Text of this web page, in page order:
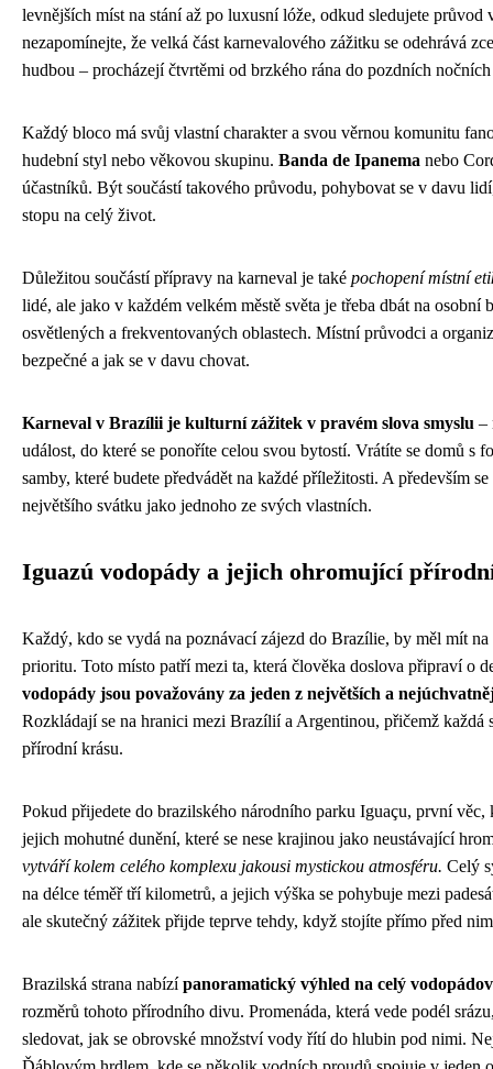
levnějších míst na stání až po luxusní lóže, odkud sledujete
nezapomínejte, že velká část karnevalového zážitku se odehrává
hudbou – procházejí čtvrtěmi od brzkého rána do pozdních
Každý bloco má svůj vlastní charakter a svou věrnou komunitu
hudební styl nebo věkovou skupinu. Banda de Ipanema nebo
účastníků. Být součástí takového průvodu, pohybovat se v davu
stopu na celý život.
Důležitou součástí přípravy na karneval je také pochopení místní
lidé, ale jako v každém velkém městě světa je třeba dbát na
osvětlených a frekventovaných oblastech. Místní průvodci a
bezpečné a jak se v davu chovat.
Karneval v Brazílii je kulturní zážitek v pravém slova smyslu –
událost, do které se ponoříte celou svou bytostí. Vrátíte se domů
samby, které budete předvádět na každé příležitosti. A především
největšího svátku jako jednoho ze svých vlastních.
Iguazú vodopády a jejich ohromující
Každý, kdo se vydá na poznávací zájezd do Brazílie, by měl mít
prioritu. Toto místo patří mezi ta, která člověka doslova připraví o
vodopády jsou považovány za jeden z největších a
Rozkládají se na hranici mezi Brazílií a Argentinou, přičemž
přírodní krásu.
Pokud přijedete do brazilského národního parku Iguaçu, první
jejich mohutné dunění, které se nese krajinou jako neustávající
vytváří kolem celého komplexu jakousi mystickou atmosféru. Celý
na délce téměř tří kilometrů, a jejich výška se pohybuje mezi
ale skutečný zážitek přijde teprve tehdy, když stojíte přímo před
Brazilská strana nabízípanoramatický výhled na celý
rozměrů tohoto přírodního divu. Promenáda, která vede podél
sledovat, jak se obrovské množství vody řítí do hlubin pod nimi.